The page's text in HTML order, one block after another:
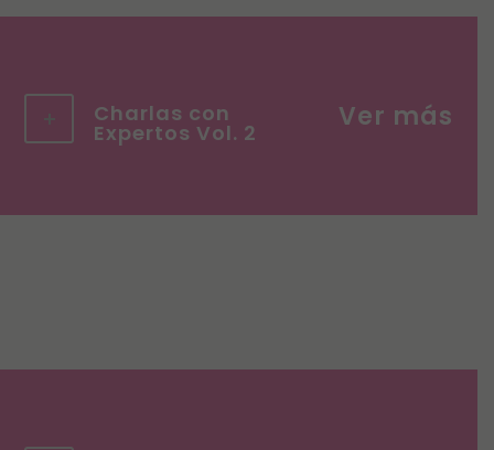
Charlas con
Expertos Vol. 2